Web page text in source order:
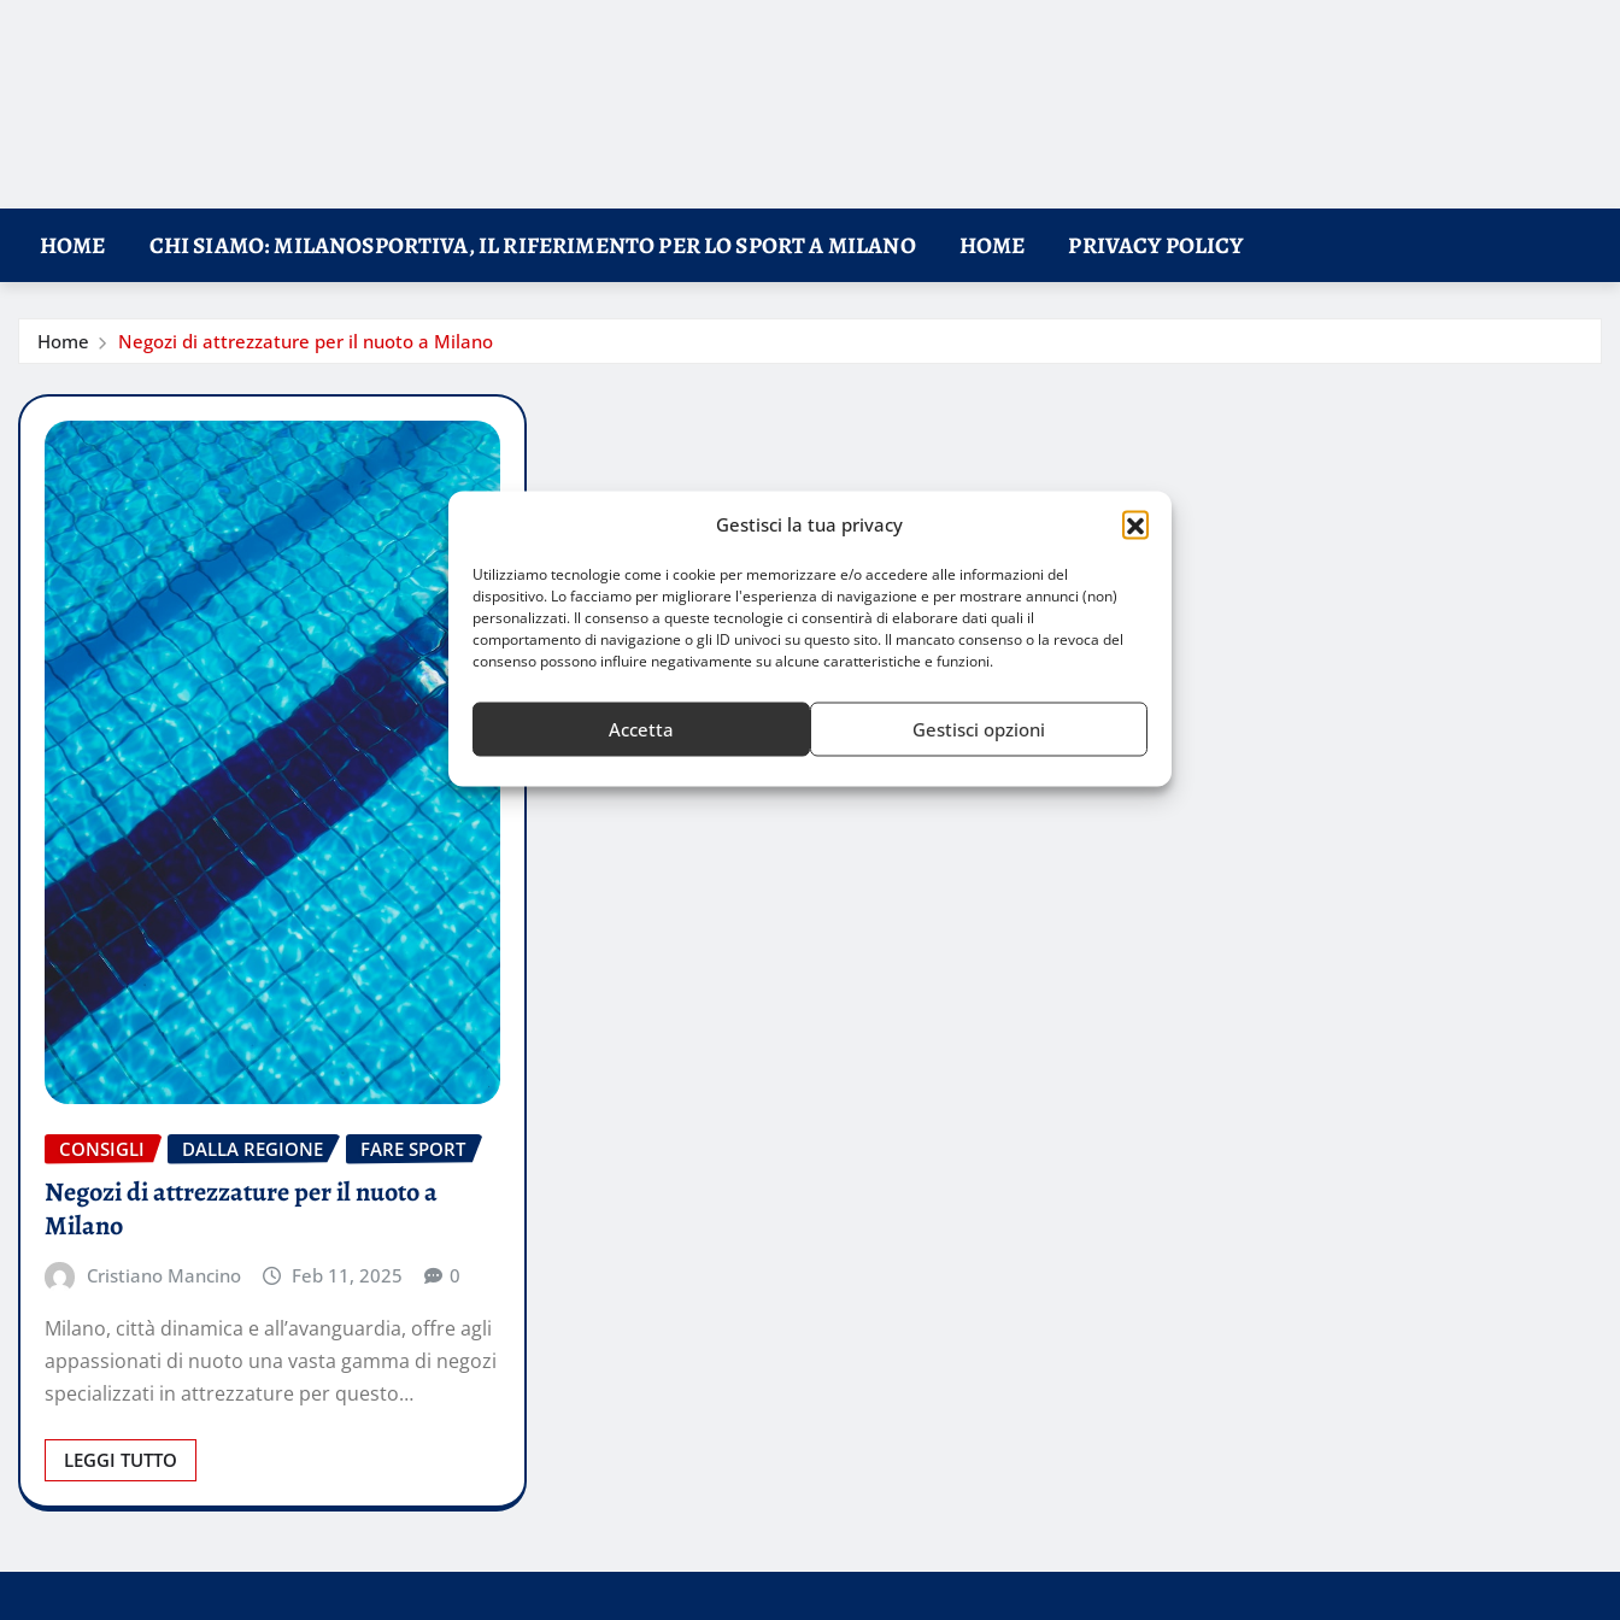
Gestisci la tua privacy
Utilizziamo tecnologie come i cookie per memorizzare e/o accedere alle informazioni del
dispositivo. Lo facciamo per migliorare l'esperienza di navigazione e per mostrare annunci (non)
personalizzati. Il consenso a queste tecnologie ci consentirà di elaborare dati quali il
comportamento di navigazione o gli ID univoci su questo sito. Il mancato consenso o la revoca del
consenso possono influire negativamente su alcune caratteristiche e funzioni.
Accetta Gestisci opzioni
HOME CHI SIAMO: MILANOSPORTIVA, IL RIFERIMENTO PER LO SPORT A MILANO HOME PRIVACY POLICY
Home Negozi di attrezzature per il nuoto a Milano
CONSIGLI DALLA REGIONE FARE SPORT
Negozi di attrezzature per il nuoto a
Milano
Cristiano Mancino Feb 11, 2025 0
Milano, città dinamica e all’avanguardia, offre agli
appassionati di nuoto una vasta gamma di negozi
specializzati in attrezzature per questo…
LEGGI TUTTO